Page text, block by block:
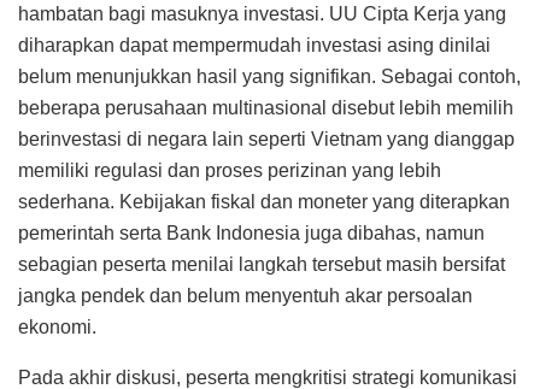
hambatan bagi masuknya investasi. UU Cipta Kerja yang
diharapkan dapat mempermudah investasi asing dinilai
belum menunjukkan hasil yang signifikan. Sebagai contoh,
beberapa perusahaan multinasional disebut lebih memilih
berinvestasi di negara lain seperti Vietnam yang dianggap
memiliki regulasi dan proses perizinan yang lebih
sederhana. Kebijakan fiskal dan moneter yang diterapkan
pemerintah serta Bank Indonesia juga dibahas, namun
sebagian peserta menilai langkah tersebut masih bersifat
jangka pendek dan belum menyentuh akar persoalan
ekonomi.
Pada akhir diskusi, peserta mengkritisi strategi komunikasi